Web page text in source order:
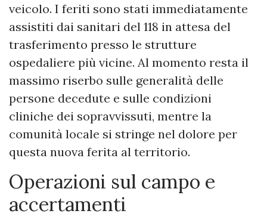
veicolo. I feriti sono stati immediatamente
assistiti dai sanitari del 118 in attesa del
trasferimento presso le strutture
ospedaliere più vicine. Al momento resta il
massimo riserbo sulle generalità delle
persone decedute e sulle condizioni
cliniche dei sopravvissuti, mentre la
comunità locale si stringe nel dolore per
questa nuova ferita al territorio.
​Operazioni sul campo e
accertamenti